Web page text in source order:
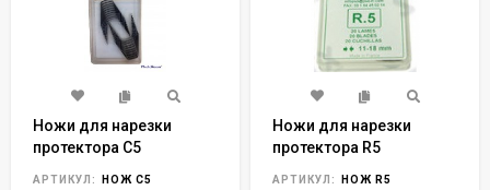
Ножи для нарезки
протектора С5
АРТИКУЛ: НОЖ C5
Ножи для нарезки
протектора R5
АРТИКУЛ: НОЖ R5